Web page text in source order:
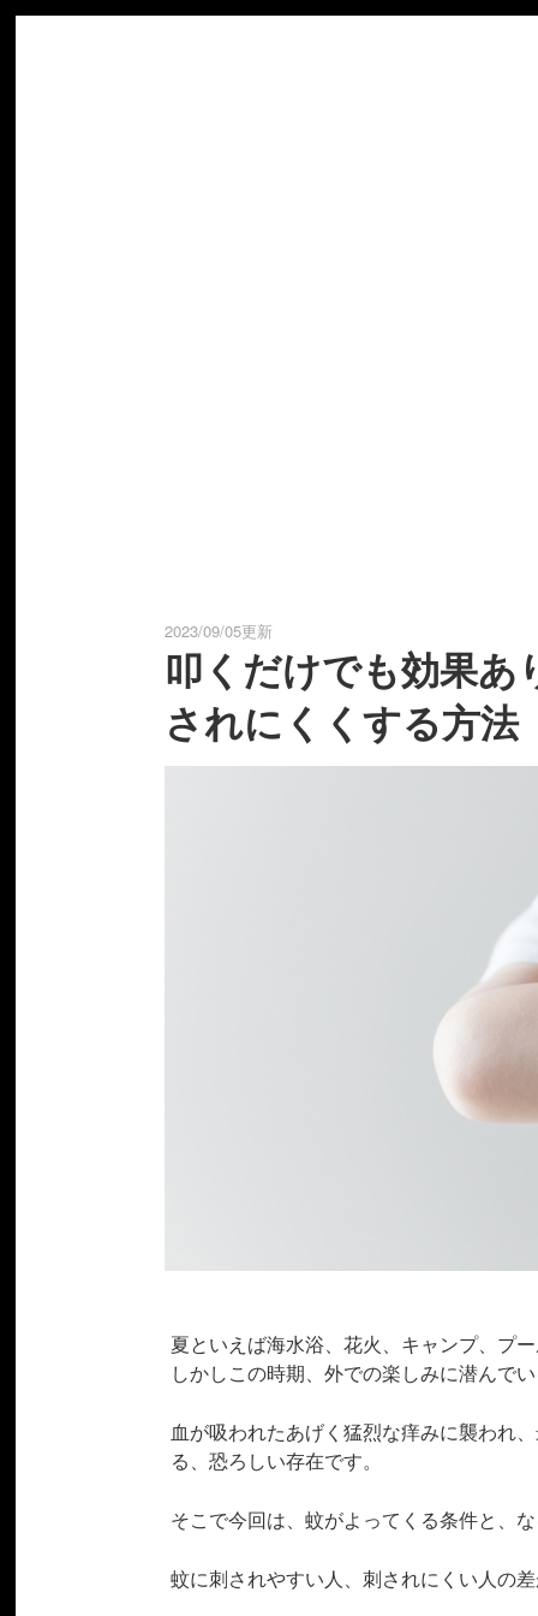
2023/09/05更新
叩くだけでも効果
されにくくする方法
夏といえば海水浴、花火、キャンプ、プ
しかしこの時期、外での楽しみに潜んで
血が吸われたあげく猛烈な痒みに襲われ
る、恐ろしい存在です。
そこで今回は、蚊がよってくる条件と、
蚊に刺されやすい人、刺されにくい人の